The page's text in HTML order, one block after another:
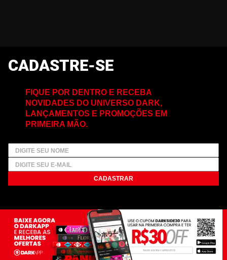
CADASTRE-SE
FIQUE POR DENTRO E RECEBA
NOVIDADES DO UNIVERSO DARK,
LANÇAMENTOS E PROMOÇÕES EM
PRIMEIRA MÃO.
CADASTRAR